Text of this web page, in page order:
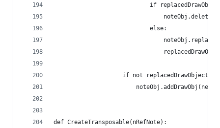
if
                            else:
                    if not replacedDrawObject:
def CreateTransposable(nRefNote):